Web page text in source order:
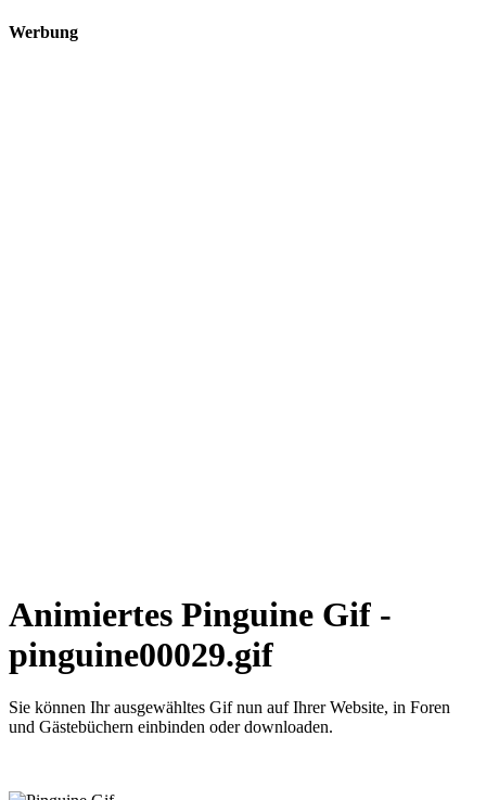
Werbung
Animiertes Pinguine Gif -
pinguine00029.gif
Sie können Ihr ausgewähltes Gif nun auf Ihrer Website, in Foren
und Gästebüchern einbinden oder downloaden.